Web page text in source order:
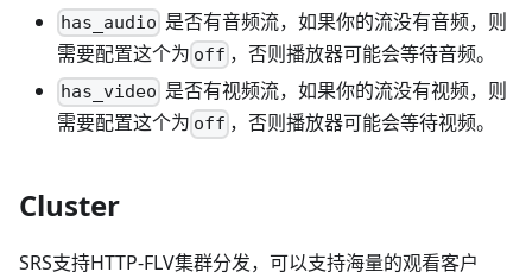
has_audio 是否有音频流，如果你的流没有音频，则
需要配置这个为 off ，否则播放器可能会等待音频。
has_video 是否有视频流，如果你的流没有视频，则
需要配置这个为 off ，否则播放器可能会等待视频。
Cluster
SRS支持HTTP-FLV集群分发，可以支持海量的观看客户